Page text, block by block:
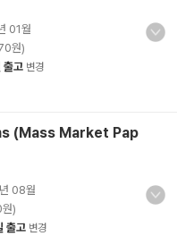
01월
원)
출고 변경
(Mass Market Pap
08월
)
출고 변경